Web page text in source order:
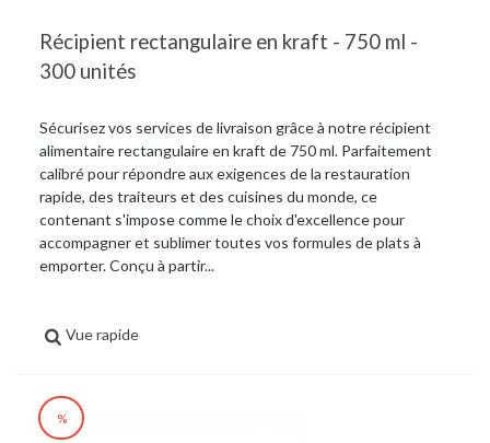
Récipient rectangulaire en kraft - 750 ml -
300 unités
Sécurisez vos services de livraison grâce à notre récipient
alimentaire rectangulaire en kraft de 750 ml. Parfaitement
calibré pour répondre aux exigences de la restauration
rapide, des traiteurs et des cuisines du monde, ce
contenant s'impose comme le choix d'excellence pour
accompagner et sublimer toutes vos formules de plats à
emporter. Conçu à partir...
Vue rapide
%